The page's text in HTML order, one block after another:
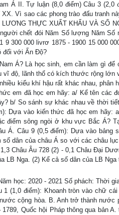
Á II. Tự luận (8,0 điểm) Câu 3 (2,0
Vì sao các phong trào đấu tranh
THỰC XUẤT KHẨU VÀ SỐ
chết đói Năm Số lượng Năm Số
9 300 000 livrơ 1875 - 1900 15 000
đối với Ấn Độ?
Á? Là học sinh, em cần làm gì để
vĩ độ, lãnh thổ có kích thước rộng lớn
kiểu khí hậu rất khác nhau, phân
em đã học em hãy: a/ Kể tên các
b/ So sánh sự khác nhau về thời
Dựa vào kiến thức đã học em hãy:
điểm sông ngòi ở khu vực Bắc Á?
Á. Câu 9 (0,5 điểm): Dựa vào bảng
dân của châu Á so với các châu
Châu Âu 728 (2) - 0,1 Châu Đại
LB Nga. (2) Kể cả số dân của LB Nga
học: 2020 - 2021 Số phách: Thời
(1,0 điểm): Khoanh tròn vào chữ
cộng hòa. B. Anh trở thành nước
Quốc hội Pháp thông qua bản A.